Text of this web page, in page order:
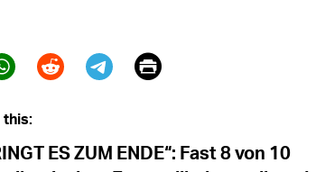
(X)
Print
this:
ES ZUM ENDE“: Fast 8 von 10